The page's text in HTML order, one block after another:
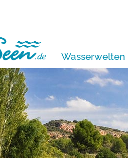
Wasserwelten